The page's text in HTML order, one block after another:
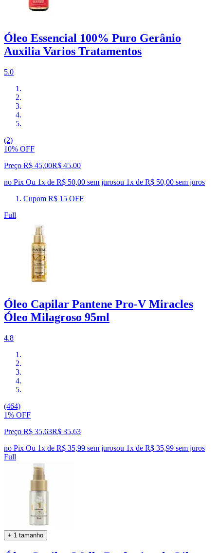
Óleo Essencial 100% Puro Gerânio
Auxilia Varios Tratamentos
5.0
(2)
10% OFF
Preço R$ 45,00R$ 45,00
no Pix Ou 1x de R$ 50,00 sem jurosou 1x de R$ 50,00 sem juros
Cupom R$ 15 OFF
Full
Óleo Capilar Pantene Pro-V Miracles
Óleo Milagroso 95ml
4.8
(464)
1% OFF
Preço R$ 35,63R$ 35,63
no Pix Ou 1x de R$ 35,99 sem jurosou 1x de R$ 35,99 sem juros
Full
+ 1 tamanho